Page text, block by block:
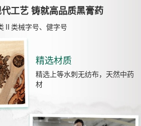
工艺 铸就高品质黑膏药
Ⅱ类械字号、健字号
精选材质
精选上等水刺无纺布，天然中药
材